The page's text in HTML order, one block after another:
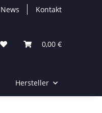
News Kontakt
0,00 €
Hersteller